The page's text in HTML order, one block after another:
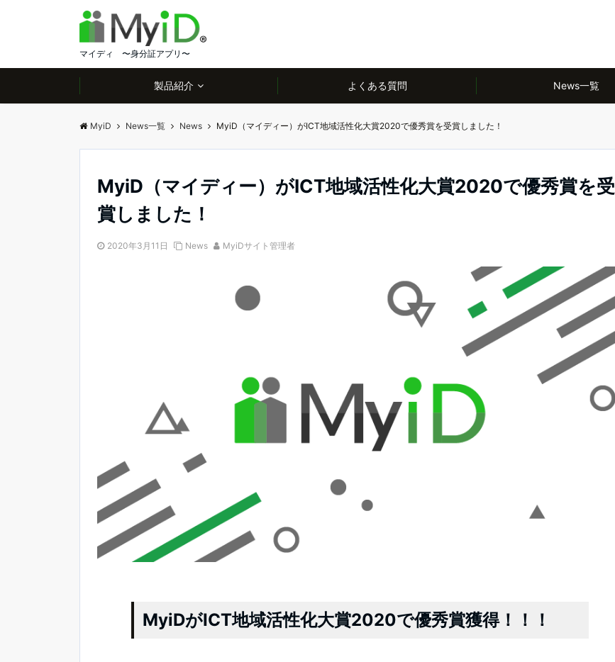
マイディ 〜身分証アプリ〜
製品紹介 よくある質問 News一覧
MyiD News一覧 News MyiD（マイディー）がICT地域活性化大賞2020で優秀賞を受賞しました！
MyiD（マイディー）がICT地域活性化大賞2020で優秀賞を受
賞しました！
2020年3月11日 News MyiDサイト管理者
MyiDがICT地域活性化大賞2020で優秀賞獲得！！！